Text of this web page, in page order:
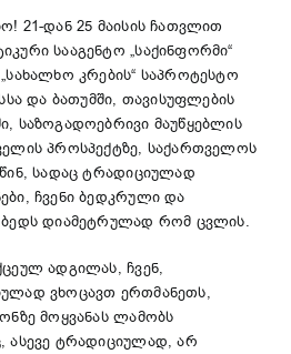
21-დან 25 მაისის ჩათვლით
სააგენტო „საქინფორმი“
კრების“ საპროტესტო
და ბათუმში, თავისუფლების
საზოგადოებრივი მაუწყებლის
პროსპექტზე, საქართველოს
სადაც ტრადიციულად
ჩვენი ბედკრული და
ბედს დიამეტრულად რომ ცვლის.
ადგილას, ჩვენ,
ვხოცავთ ერთმანეთს,
მოყვანას ლამობს
ასევე ტრადიციულად, არ